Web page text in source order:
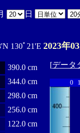
日
130ﾟ21'E 2023年
390.0 cm
344.0 cm
298.0 cm
256.0 cm
122.0 cm
[データ
0